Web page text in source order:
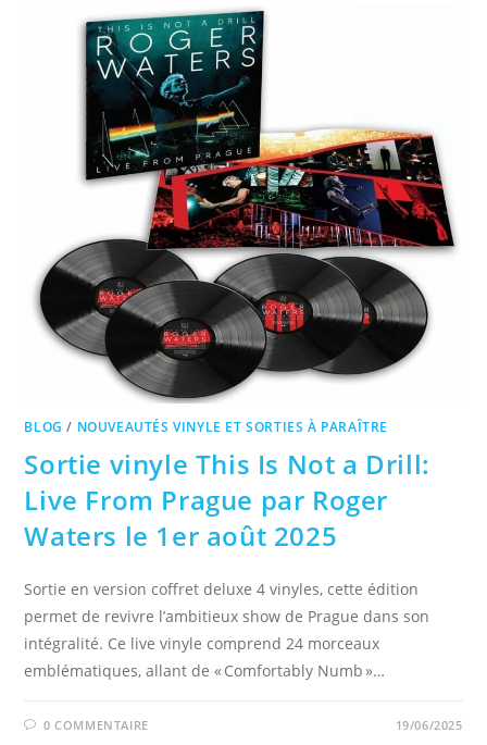
BLOG / NOUVEAUTÉS VINYLE ET SORTIES À PARAÎTRE
Sortie vinyle This Is Not a Drill:
Live From Prague par Roger
Waters le 1er août 2025
Sortie en version coffret deluxe 4 vinyles, cette édition
permet de revivre l’ambitieux show de Prague dans son
intégralité. Ce live vinyle comprend 24 morceaux
emblématiques, allant de « Comfortably Numb »…
0 COMMENTAIRE 19/06/2025